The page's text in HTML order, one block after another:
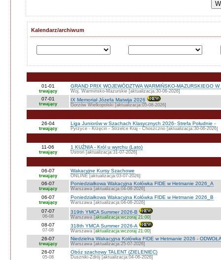
Kalendarz/archiwum
01-01
trwający
GRAND PRIX WOJEWÓDZTWA WARMIŃSKO-MAZURSKIEGO
Woj. Warmińsko-Mazurskie [aktualizacja:30-06-2026]
07-01
trwający
IX Memoriał Józefa Matwija 2026
Gorzów Wielkopolski [aktualizacja:05-08-2026]
26-04
trwający
Liga Juniorów w Szachach Klasycznych 2026- Strefa Południe -
Pyrzyce - Krzęcin - Strzelce Kraj - Choszczno [aktualizacja:30-06-2026]
11-06
trwający
1 KUŹNIA - Król u wyrchu (Lato)
Ustroń [aktualizacja:31-07-2026]
06-07
trwający
Wakacyjne Kursy Szachowe
ONLINE [aktualizacja:03-07-2026]
06-07
trwający
Poniedziałkowa Wakacyjna Kołówka FIDE w Hetmanie 2026_A
Warszawa [aktualizacja:04-08-2026]
06-07
trwający
Poniedziałkowa Wakacyjna Kołówka FIDE w Hetmanie 2026_B
Warszawa [aktualizacja:04-08-2026]
07-07
06-08
319th YMCA Summer 2026-B
Warszawa [aktualizacja:wczoraj 21:00]
08-07
07-08
318th YMCA Summer 2026-A
Warszawa [aktualizacja:wczoraj 21:00]
26-07
trwający
Niedzielna Wakacyjna Kołówka FIDE w Hetmanie 2026 -
Warszawa [aktualizacja:25-07-2026]
26-07
05-08
Obóz szachowy TALENT (ZIELENIEC)
Duszniki-Zdrój [aktualizacja:04-06-2026]